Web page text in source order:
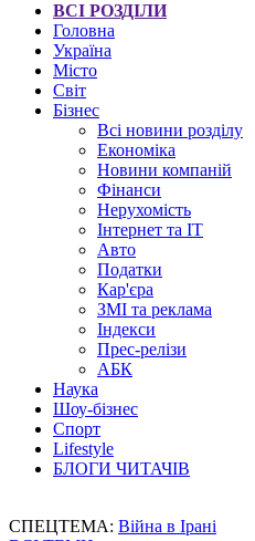
ВСІ РОЗДІЛИ
Головна
Україна
Місто
Світ
Бізнес
Всі новини розділу
Економіка
Новини компаній
Фінанси
Нерухомість
Інтернет та IT
Авто
Податки
Кар'єра
ЗМІ та реклама
Індекси
Прес-релізи
АБК
Наука
Шоу-бізнес
Спорт
Lifestyle
БЛОГИ ЧИТАЧІВ
СПЕЦТЕМА: Війна в Ірані